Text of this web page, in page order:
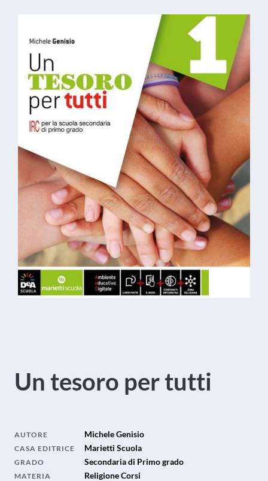
Un tesoro per tutti
AUTORE Michele Genisio
CASA EDITRICE Marietti Scuola
GRADO Secondaria di Primo grado
MATERIA Religione Corsi